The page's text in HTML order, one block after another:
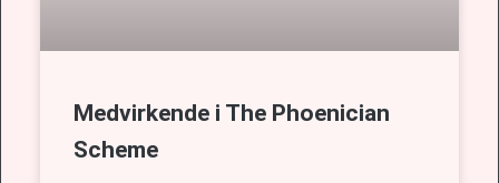
Medvirkende i The Phoenician
Scheme